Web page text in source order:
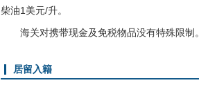
柴油1美元/升。
海关对携带现金及免税物品没有特殊限制
居留入籍